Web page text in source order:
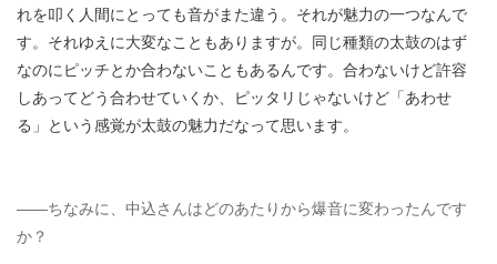
れを叩く人間にとっても音がまた違う。それが魅力の一つなんで
す。それゆえに大変なこともありますが。同じ種類の太鼓のはず
なのにピッチとか合わないこともあるんです。合わないけど許容
しあってどう合わせていくか、ピッタリじゃないけど「あわせ
る」という感覚が太鼓の魅力だなって思います。
――ちなみに、中込さんはどのあたりから爆音に変わったんです
か？